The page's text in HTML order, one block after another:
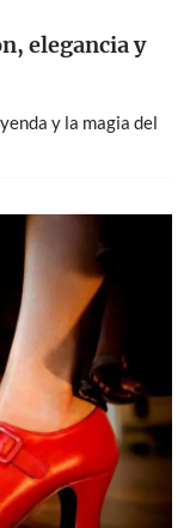
elegancia y
y la magia del